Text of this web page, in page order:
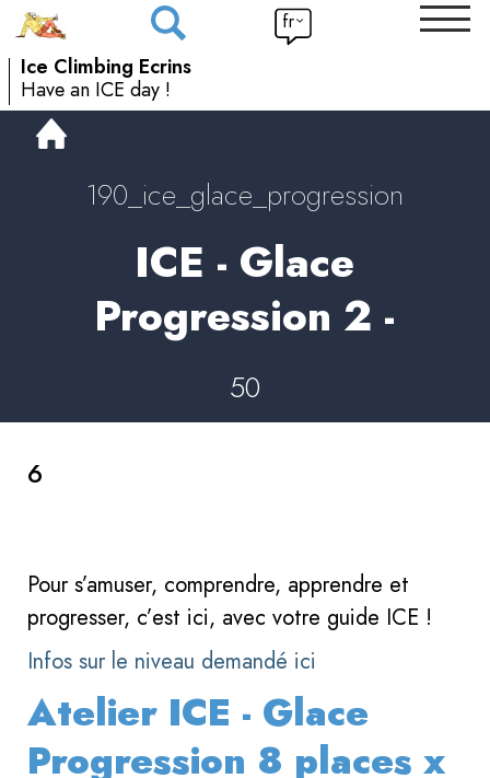
Ice Climbing Ecrins
Have an ICE day !
fr
190_ice_glace_progression
ICE - Glace
Progression 2 -
50
6
Pour s’amuser, comprendre, apprendre et
progresser, c’est ici, avec votre guide ICE !
Infos sur le niveau demandé ici
Atelier ICE - Glace
Progression 8 places x